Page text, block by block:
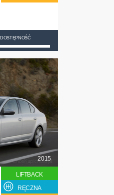
DOSTĘPNOŚĆ
2015
LIFTBACK
RĘCZNA